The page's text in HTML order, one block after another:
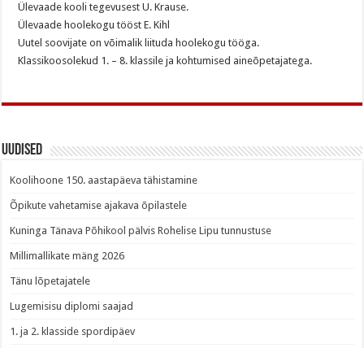
Ülevaade kooli tegevusest U. Krause.
Ülevaade hoolekogu tööst E. Kihl
Uutel soovijate on võimalik liituda hoolekogu tööga.
Klassikoosolekud 1. – 8. klassile ja kohtumised aineõpetajatega.
Uudised
Koolihoone 150. aastapäeva tähistamine
Õpikute vahetamise ajakava õpilastele
Kuninga Tänava Põhikool pälvis Rohelise Lipu tunnustuse
Millimallikate mäng 2026
Tänu lõpetajatele
Lugemisisu diplomi saajad
1. ja 2. klasside spordipäev